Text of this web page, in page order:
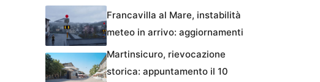
Francavilla al Mare, instabilità
meteo in arrivo: aggiornamenti
Martinsicuro, rievocazione
storica: appuntamento il 10